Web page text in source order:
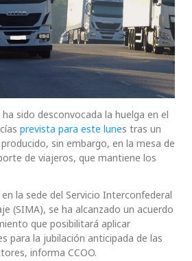
sido desconvocada la huelga en el
prevista para este lunes tras un
sin embargo, en la mesa de
de viajeros, que mantiene los
la sede del Servicio Interconfederal
(SIMA), se ha alcanzado un acuerdo
que posibilitará aplicar
para la jubilación anticipada de las
informa CCOO.